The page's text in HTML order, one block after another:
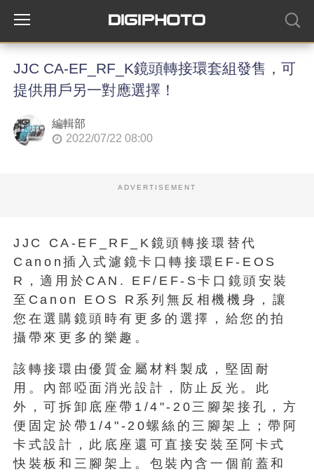
JJC CA-EF_RF_K鏡頭轉接環套組發售，可
提供用戶另一對應選擇！
編輯部
2022/07/22 08:00
ADVERTISEMENT
JJC CA-EF_RF_K鏡頭轉接環替代
Canon插入式濾鏡卡口轉接環EF-EOS
R，適用於CAN. EF/EF-S卡口鏡頭安裝
至Canon EOS R系列無反相機機身，讓
您在選購鏡頭時有更多的選擇，給您的拍
攝帶來更多的樂趣。
該轉接環由優質金屬材料製成，堅固耐
用。內部啞面消光設計，防止反光。此
外，可拆卸底座帶1/4"-20三腳架接孔，方
便固定於帶1/4"-20螺絲的三腳架上；帶阿
卡式設計，此底座還可直接安裝至阿卡式
快裝板和三腳架上。包裝內含一個前蓋和